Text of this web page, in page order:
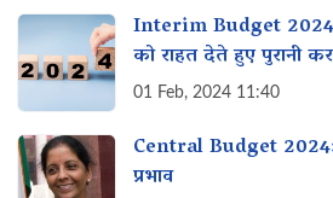
Interim Budget 2024:
को राहत देते हुए पुरानी
घोषणा की
01 Feb, 2024 11:40
Central Budget
प्रभाव